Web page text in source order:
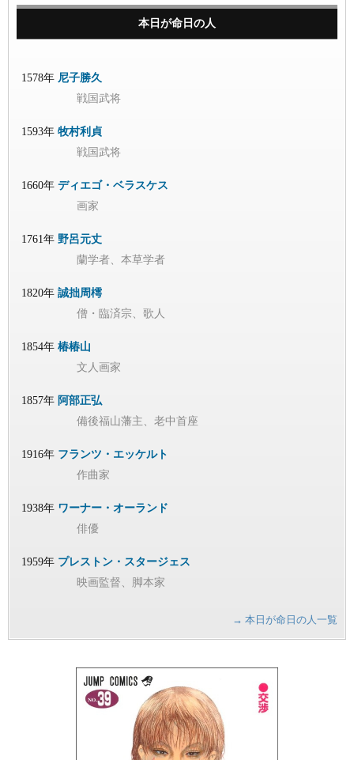
本日が命日の人
1578年 尼子勝久
戦国武将
1593年 牧村利貞
戦国武将
1660年 ディエゴ・ベラスケス
画家
1761年 野呂元丈
蘭学者、本草学者
1820年 誠拙周樗
僧・臨済宗、歌人
1854年 椿椿山
文人画家
1857年 阿部正弘
備後福山藩主、老中首座
1916年 フランツ・エッケルト
作曲家
1938年 ワーナー・オーランド
俳優
1959年 プレストン・スタージェス
映画監督、脚本家
→ 本日が命日の人一覧